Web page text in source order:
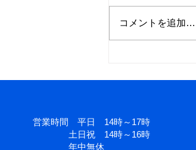
午後
受付） ※電話予
コメントを追加…
営業時間 平日 14時～17時
土日祝 14時～16時
​ 年中無休